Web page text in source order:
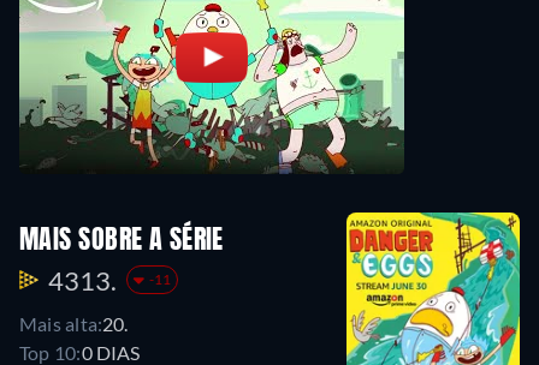
MAIS SOBRE A SÉRIE
4313. -11
Mais alta:20.
Top 10:0 DIAS